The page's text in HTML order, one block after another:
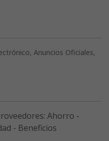
Anuncios Oficiales,
Ahorro -
- Beneficios